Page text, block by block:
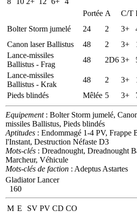
Portée A C/T
Bolter Storm jumelé
24 2 3+
Canon laser Ballistus
48 2 3+
Lance-missiles
Ballistus - Frag
48 2D6 3+
Lance-missiles
Ballistus - Krak
48 2 3+
Pieds blindés
Mêlée 5 3+
Equipement: Bolter Storm jumelé,
missiles Ballistus, Pieds blindés
Aptitudes : Endommagé 1-4 PV, Frappe
l'Instant, Destruction Néfaste D3
Mots-clés : Dreadnought, Dreadnought
Marcheur, Véhicule
Mots-clés de faction : Adeptus Astartes
Gladiator Lancer
160
M E SV PV CD CO